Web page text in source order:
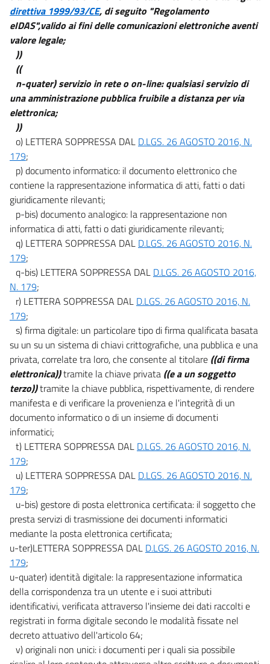
84
85
((Capo IX))
DISPOSIZIONI TRANSITORIE FINALI E ABROGAZIONI
88
89
91
92
direttiva 1999/93/CE, di seguito "Regolamento
eIDAS",valido ai fini delle comunicazioni elettroniche aventi
valore legale;
))
((
n-quater) servizio in rete o on-line: qualsiasi servizio di
una amministrazione pubblica fruibile a distanza per via
elettronica;
))
o) LETTERA SOPPRESSA DAL D.LGS. 26 AGOSTO 2016, N.
179;
p) documento informatico: il documento elettronico che
contiene la rappresentazione informatica di atti, fatti o dati
giuridicamente rilevanti;
p-bis) documento analogico: la rappresentazione non
informatica di atti, fatti o dati giuridicamente rilevanti;
q) LETTERA SOPPRESSA DAL D.LGS. 26 AGOSTO 2016, N.
179;
q-bis) LETTERA SOPPRESSA DAL D.LGS. 26 AGOSTO 2016,
N. 179;
r) LETTERA SOPPRESSA DAL D.LGS. 26 AGOSTO 2016, N.
179;
s) firma digitale: un particolare tipo di firma qualificata basata
su un su un sistema di chiavi crittografiche, una pubblica e una
privata, correlate tra loro, che consente al titolare ((di firma
elettronica))tramite la chiave privata ((e a un soggetto
terzo))tramite la chiave pubblica, rispettivamente, di rendere
manifesta e di verificare la provenienza e l'integrità di un
documento informatico o di un insieme di documenti
informatici;
t) LETTERA SOPPRESSA DAL D.LGS. 26 AGOSTO 2016, N.
179;
u) LETTERA SOPPRESSA DAL D.LGS. 26 AGOSTO 2016, N.
179;
u-bis) gestore di posta elettronica certificata: il soggetto che
presta servizi di trasmissione dei documenti informatici
mediante la posta elettronica certificata;
u-ter)LETTERA SOPPRESSA DAL D.LGS. 26 AGOSTO 2016, N.
179;
u-quater) identità digitale: la rappresentazione informatica
della corrispondenza tra un utente e i suoi attributi
identificativi, verificata attraverso l'insieme dei dati raccolti e
registrati in forma digitale secondo le modalità fissate nel
decreto attuativo dell'articolo 64;
v) originali non unici: i documenti per i quali sia possibile